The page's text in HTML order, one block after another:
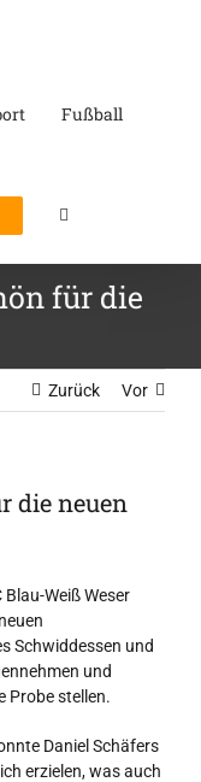
Fußball
für die
Zurück Vor
die neuen
Weiß Weser
Schwiddessen und
und
Probe stellen.
Daniel Schäfers
erzielen, was auch